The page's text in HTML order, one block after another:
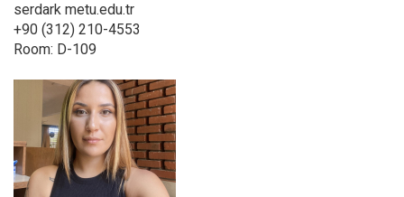
serdark metu.edu.tr
+90 (312) 210-4553
Room: D-109